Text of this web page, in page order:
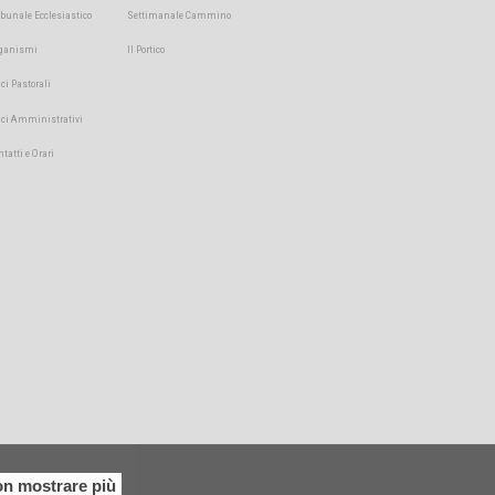
mostrare più
Ecclesiastico
Pastorali
Amministrativi
e Orari
Settimanale Cammino
Il Portico